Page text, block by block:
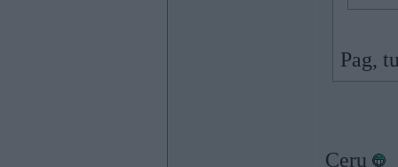
Pag,
Ceru